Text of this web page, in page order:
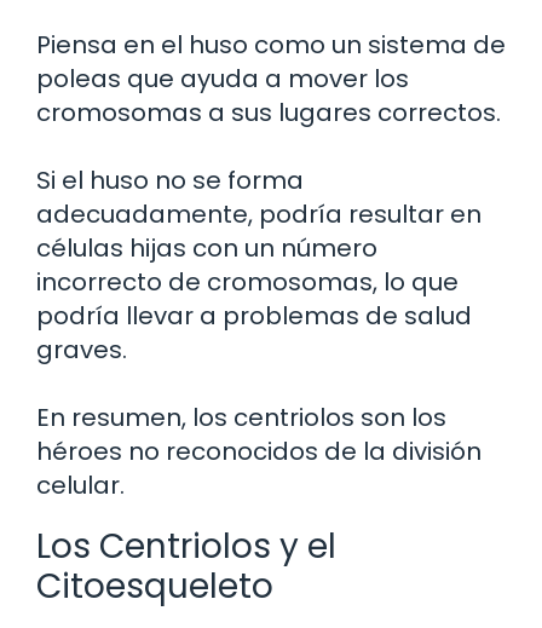
Piensa en el huso como un sistema de
poleas que ayuda a mover los
cromosomas a sus lugares correctos.
Si el huso no se forma
adecuadamente, podría resultar en
células hijas con un número
incorrecto de cromosomas, lo que
podría llevar a problemas de salud
graves.
En resumen, los centriolos son los
héroes no reconocidos de la división
celular.
Los Centriolos y el
Citoesqueleto